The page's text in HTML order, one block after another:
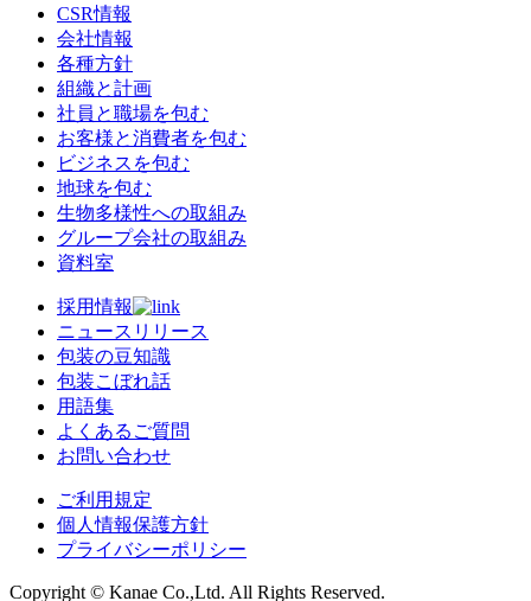
CSR情報
会社情報
各種方針
組織と計画
社員と職場を包む
お客様と消費者を包む
ビジネスを包む
地球を包む
生物多様性への取組み
グループ会社の取組み
資料室
採用情報
ニュースリリース
包装の豆知識
包装こぼれ話
用語集
よくあるご質問
お問い合わせ
ご利用規定
個人情報保護方針
プライバシーポリシー
Copyright © Kanae Co.,Ltd. All Rights Reserved.